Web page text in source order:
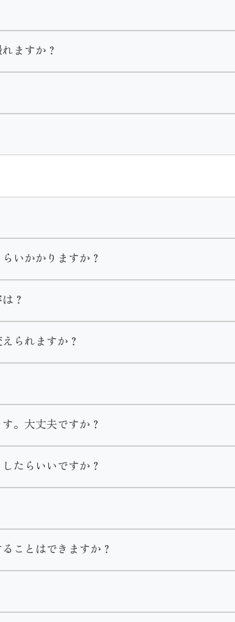
か店舗までお問い合わせください。
椅子でのご移動等の場合は事前にご相談をいただ
ますか？
ります。
けくださいませ。
りますので時期や曜日、時間はお客様の御都合に
ださいませ。
様が多いです。
で豊富な色柄から選べたり、式当日の支度時間が
いかかりますか？
？
バッグ・ショール・肌着・足袋・着付け小物
トに含まれます。
られますか？
します。
ご連絡くださいませ。
お召しになる方も多いです。
お客様の需要に合わせてご案内致します。
予約は承っておりません。ご了承くださいませ。
。大丈夫ですか？
であれば可能ですが大きくするのは難しいこともあ
着して頂きご提案させて頂きますのでお気軽にご
たらいいですか？
てしまった場合はお直し代や商品代を請求させて
ただきます様お願い致します。
できます。
ことはできますか？
ままご購入いただくことが出来ます。